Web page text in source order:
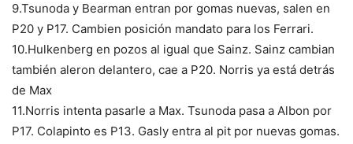
9.Tsunoda y Bearman entran por gomas nuevas, salen en
P20 y P17. Cambien posición mandato para los Ferrari.
10.Hulkenberg en pozos al igual que Sainz. Sainz cambian
también aleron delantero, cae a P20. Norris ya está detrás
de Max
11.Norris intenta pasarle a Max. Tsunoda pasa a Albon por
P17. Colapinto es P13. Gasly entra al pit por nuevas gomas.